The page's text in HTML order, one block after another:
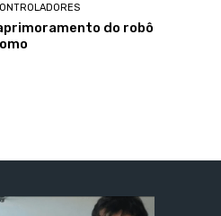
do robô